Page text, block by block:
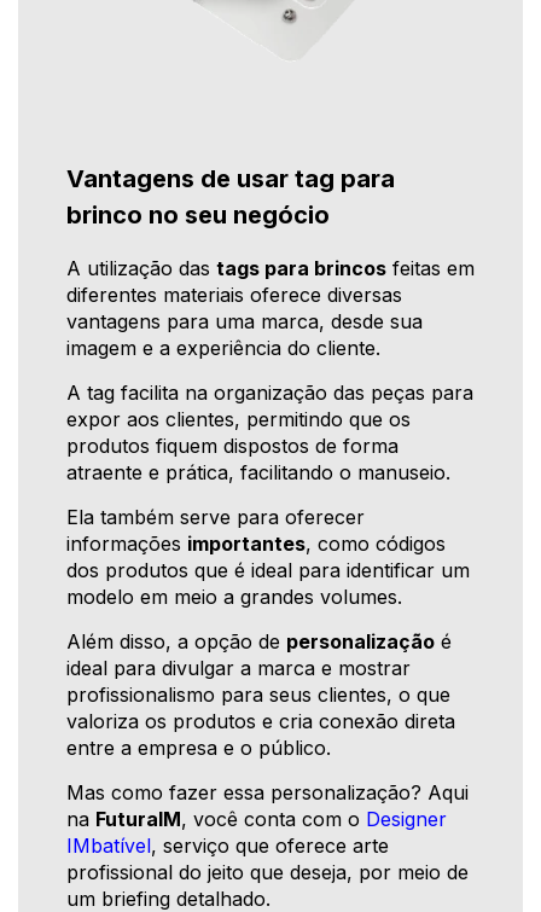
Vantagens de usar tag para
brinco no seu negócio
A utilização das tags para brincos feitas em
diferentes materiais oferece diversas
vantagens para uma marca, desde sua
imagem e a experiência do cliente.
A tag facilita na organização das peças para
expor aos clientes, permitindo que os
produtos fiquem dispostos de forma
atraente e prática, facilitando o manuseio.
Ela também serve para oferecer
informações importantes, como códigos
dos produtos que é ideal para identificar um
modelo em meio a grandes volumes.
Além disso, a opção de personalização é
ideal para divulgar a marca e mostrar
profissionalismo para seus clientes, o que
valoriza os produtos e cria conexão direta
entre a empresa e o público.
Mas como fazer essa personalização? Aqui
na FuturaIM, você conta com o Designer
IMbatível, serviço que oferece arte
profissional do jeito que deseja, por meio de
um briefing detalhado.